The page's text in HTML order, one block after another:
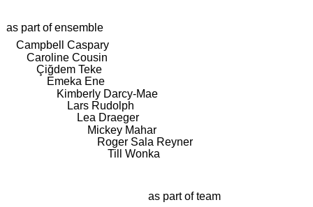
as part of ensemble
Campbell Caspary
Caroline Cousin
Çiğdem Teke
Emeka Ene
Kimberly Darcy-Mae
Lars Rudolph
Lea Draeger
Mickey Mahar
Roger Sala Reyner
Till Wonka
as part of team